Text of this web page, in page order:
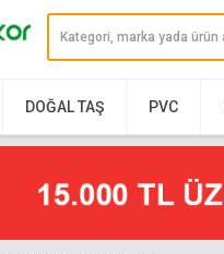
DOĞAL TAŞ PVC